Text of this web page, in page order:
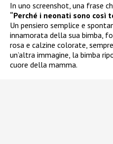
In uno screenshot, una frase
“Perché i neonati sono così
Un pensiero semplice e
innamorata della sua bimba,
rosa e calzine colorate,
un’altra immagine, la bimba
cuore della mamma.